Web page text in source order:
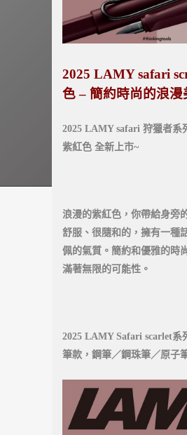
2025 LAMY safari
色 – 簡約時尚的浪漫
2025 LAMY safari 狩獵者系
紫紅色 全新上市~
浪漫的紫紅色，你帶給身旁
舒服、很隨和的，擁有一種
佩的氣質。簡約和優雅的時
滿著無限的可能性。
2025 LAMY Safari scarlet系
筆款，鋼筆／鋼珠筆／原子